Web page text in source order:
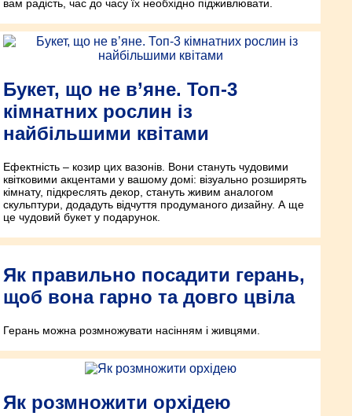
вам радість, час до часу їх необхідно підживлювати.
Букет, що не в’яне. Топ-3
кімнатних рослин із
найбільшими квітами
Ефектність – козир цих вазонів. Вони стануть чудовими
квітковими акцентами у вашому домі: візуально розширять
кімнату, підкреслять декор, стануть живим аналогом
скульптури, додадуть відчуття продуманого дизайну. А ще
це чудовий букет у подарунок.
Як правильно посадити герань,
щоб вона гарно та довго цвіла
Герань можна розмножувати насінням і живцями.
Як розмножити орхідею